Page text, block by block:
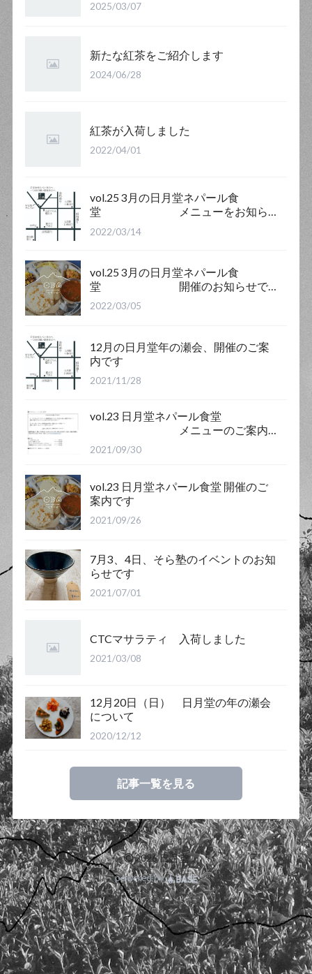
2025/03/07
新たな紅茶をご紹介します
2024/06/28
紅茶が入荷しました
2022/04/01
vol.25 3月の日月堂ネパール食
堂 メニューをお知ら
せします
2022/03/14
vol.25 3月の日月堂ネパール食
堂 開催のお知らせで
す
2022/03/05
12月の日月堂年の瀬会、開催のご案
内です
2021/11/28
vol.23 日月堂ネパール食堂
メニューのご案内
です
2021/09/30
vol.23 日月堂ネパール食堂 開催のご
案内です
2021/09/26
7月3、4日、そら塾のイベントのお知
らせです
2021/07/01
CTCマサラティ 入荷しました
2021/03/08
12月20日（日） 日月堂の年の瀬会
について
2020/12/12
記事一覧を見る
©2026 日月堂
powered by